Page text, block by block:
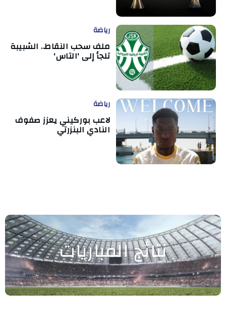
رياضة
ملف سحب النقاط.. الشبيبة
تلجأ إلى 'التاس'
رياضة
لاعب بوركيني يعزز صفوف
النادي البنزرتي
نتائج المباريات